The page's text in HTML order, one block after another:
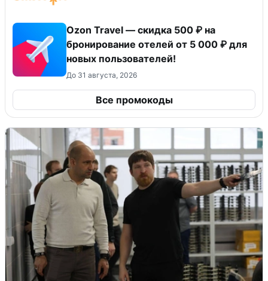
Ozon Travel — скидка 500 ₽ на
бронирование отелей от 5 000 ₽ для
новых пользователей!
До 31 августа, 2026
Все промокоды